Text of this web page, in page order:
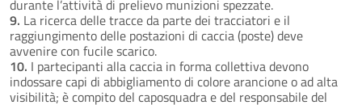
durante l’attività di prelievo munizioni spezzate.
9. La ricerca delle tracce da parte dei tracciatori e il
raggiungimento delle postazioni di caccia (poste) deve
avvenire con fucile scarico.
10. I partecipanti alla caccia in forma collettiva devono
indossare capi di abbigliamento di colore arancione o ad alta
visibilità; è compito del caposquadra e del responsabile del